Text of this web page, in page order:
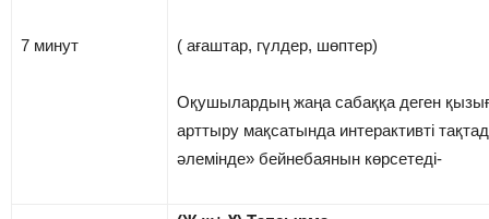
7 минут ( ағаштар, гүлдер, шөптер)
Оқушылардың жаңа сабаққа деген
арттыру мақсатында интерактивті
әлемінде» бейнебаянын көрсетеді-